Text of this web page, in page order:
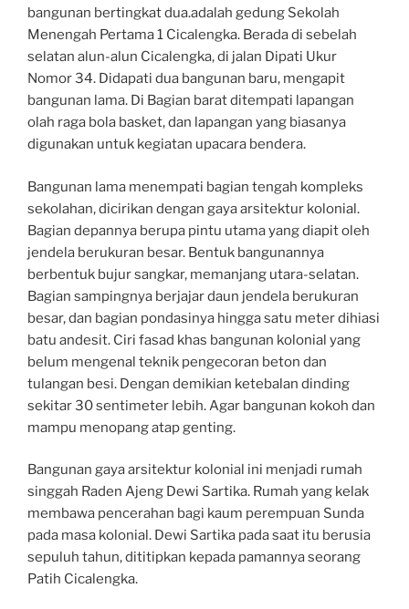
bangunan bertingkat dua.adalah gedung Sekolah
Menengah Pertama 1 Cicalengka. Berada di sebelah
selatan alun-alun Cicalengka, di jalan Dipati Ukur
Nomor 34. Didapati dua bangunan baru, mengapit
bangunan lama. Di Bagian barat ditempati lapangan
olah raga bola basket, dan lapangan yang biasanya
digunakan untuk kegiatan upacara bendera.
Bangunan lama menempati bagian tengah kompleks
sekolahan, dicirikan dengan gaya arsitektur kolonial.
Bagian depannya berupa pintu utama yang diapit oleh
jendela berukuran besar. Bentuk bangunannya
berbentuk bujur sangkar, memanjang utara-selatan.
Bagian sampingnya berjajar daun jendela berukuran
besar, dan bagian pondasinya hingga satu meter dihiasi
batu andesit. Ciri fasad khas bangunan kolonial yang
belum mengenal teknik pengecoran beton dan
tulangan besi. Dengan demikian ketebalan dinding
sekitar 30 sentimeter lebih. Agar bangunan kokoh dan
mampu menopang atap genting.
Bangunan gaya arsitektur kolonial ini menjadi rumah
singgah Raden Ajeng Dewi Sartika. Rumah yang kelak
membawa pencerahan bagi kaum perempuan Sunda
pada masa kolonial. Dewi Sartika pada saat itu berusia
sepuluh tahun, dititipkan kepada pamannya seorang
Patih Cicalengka.